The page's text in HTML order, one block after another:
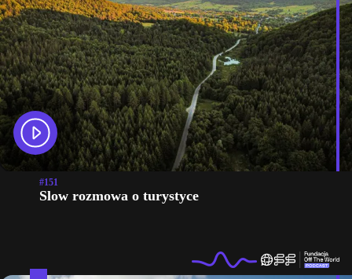
#151
Slow rozmowa o turystyce